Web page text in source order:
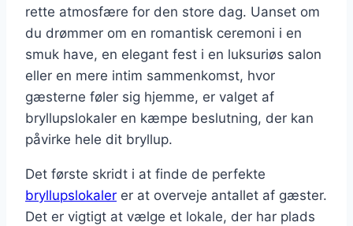
rette atmosfære for den store dag. Uanset om
du drømmer om en romantisk ceremoni i en
smuk have, en elegant fest i en luksuriøs salon
eller en mere intim sammenkomst, hvor
gæsterne føler sig hjemme, er valget af
bryllupslokaler en kæmpe beslutning, der kan
påvirke hele dit bryllup.
Det første skridt i at finde de perfekte
bryllupslokaler er at overveje antallet af gæster.
Det er vigtigt at vælge et lokale, der har plads